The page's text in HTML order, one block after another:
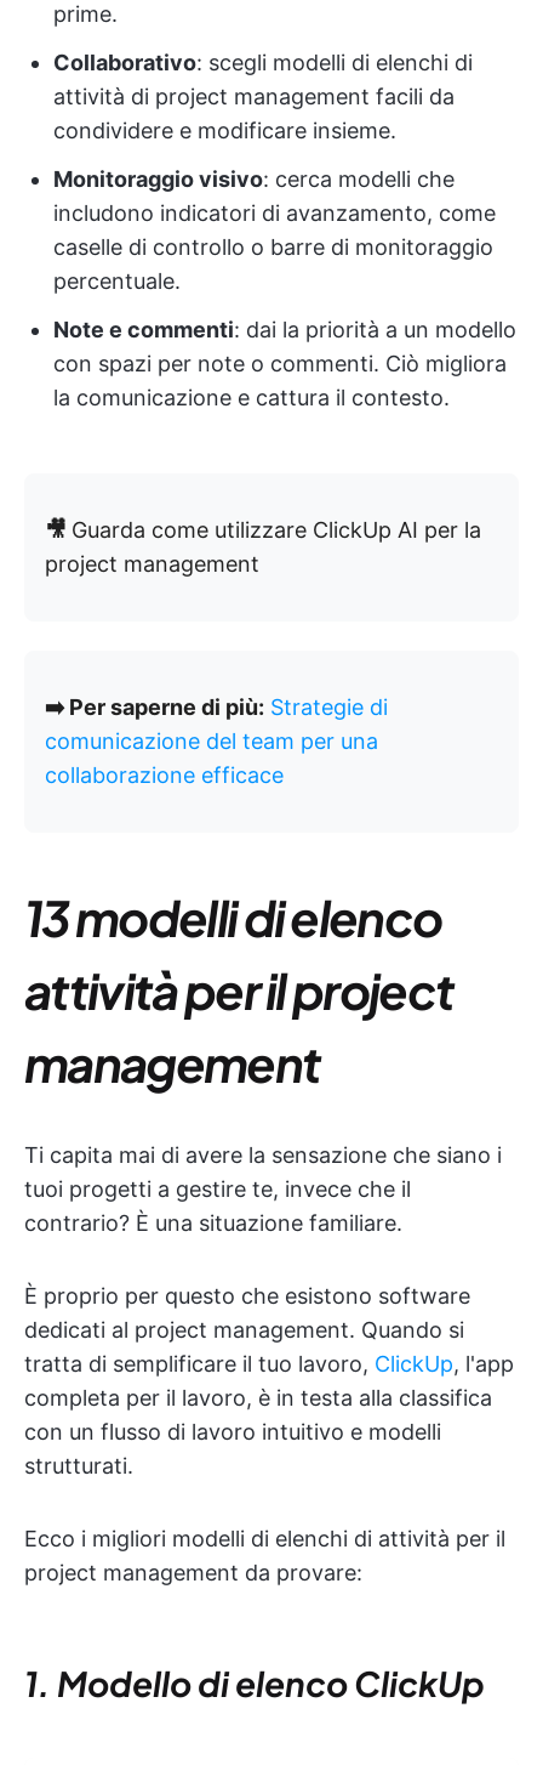
prime.
Collaborativo: scegli modelli di elenchi di
attività di project management facili da
condividere e modificare insieme.
Monitoraggio visivo: cerca modelli che
includono indicatori di avanzamento, come
caselle di controllo o barre di monitoraggio
percentuale.
Note e commenti: dai la priorità a un modello
con spazi per note o commenti. Ciò migliora
la comunicazione e cattura il contesto.
🎥 Guarda come utilizzare ClickUp AI per la
project management
➡️ Per saperne di più: Strategie di
comunicazione del team per una
collaborazione efficace
13 modelli di elenco
attività per il project
management
Ti capita mai di avere la sensazione che siano i
tuoi progetti a gestire te, invece che il
contrario? È una situazione familiare.
È proprio per questo che esistono software
dedicati al project management. Quando si
tratta di semplificare il tuo lavoro, ClickUp, l'app
completa per il lavoro, è in testa alla classifica
con un flusso di lavoro intuitivo e modelli
strutturati.
Ecco i migliori modelli di elenchi di attività per il
project management da provare:
1. Modello di elenco ClickUp